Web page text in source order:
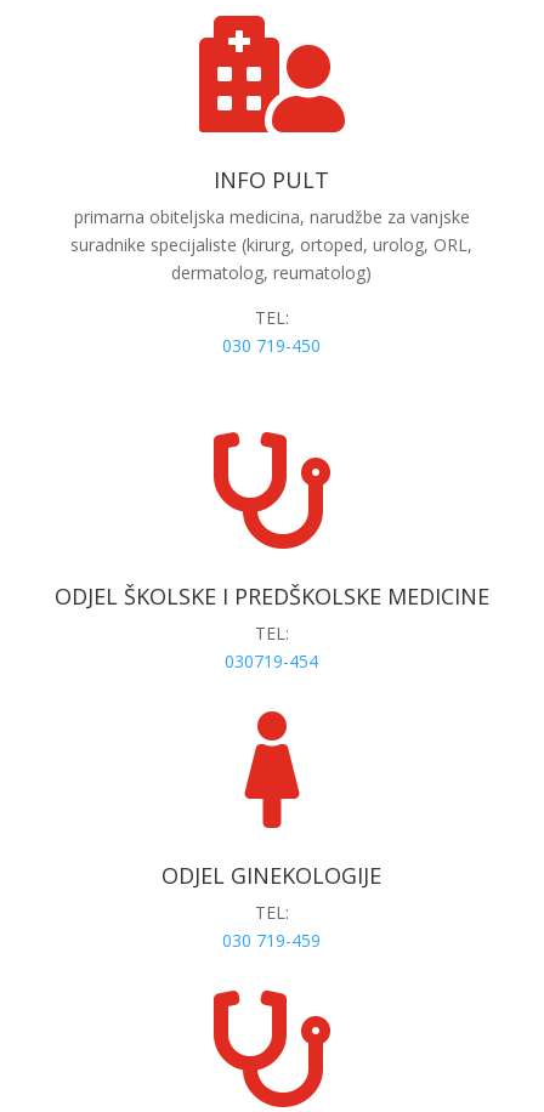

INFO PULT
primarna obiteljska medicina, narudžbe za vanjske
suradnike specijaliste (kirurg, ortoped, urolog, ORL,
dermatolog, reumatolog)
TEL:
030 719-450

ODJEL ŠKOLSKE I PREDŠKOLSKE MEDICINE
TEL:
030719-454

ODJEL GINEKOLOGIJE
TEL:
030 719-459
